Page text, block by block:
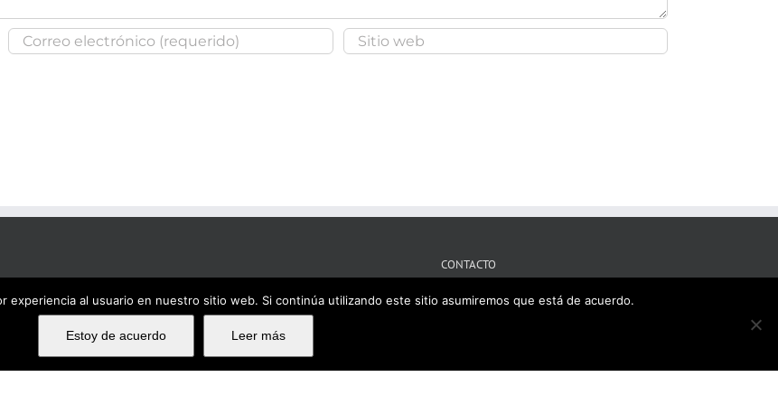
CONTACTO
Tres Cantos, Madrid
experiencia al usuario en nuestro sitio web. Si continúa utilizando este sitio asumiremos que está de acuerdo.
Estoy de acuerdo Leer más